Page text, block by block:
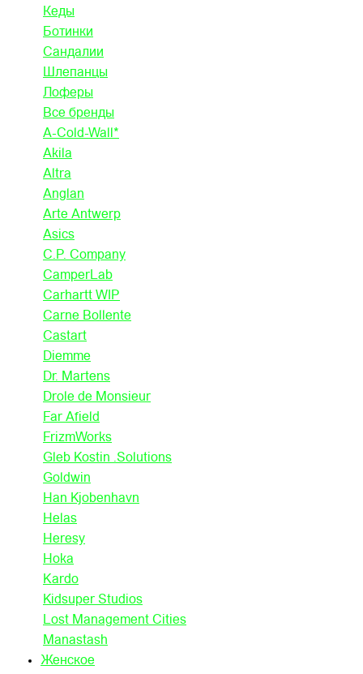
Кеды
Ботинки
Сандалии
Шлепанцы
Лоферы
Все бренды
A-Cold-Wall*
Akila
Altra
Anglan
Arte Antwerp
Asics
C.P. Company
CamperLab
Carhartt WIP
Carne Bollente
Castart
Diemme
Dr. Martens
Drole de Monsieur
Far Afield
FrizmWorks
Gleb Kostin .Solutions
Goldwin
Han Kjobenhavn
Helas
Heresy
Hoka
Kardo
Kidsuper Studios
Lost Management Cities
Manastash
Женское